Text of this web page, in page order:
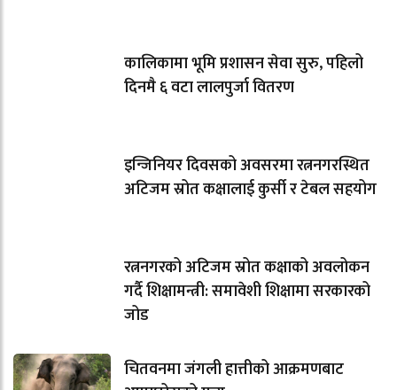
कालिकामा भूमि प्रशासन सेवा सुरु, पहिलो
दिनमै ६ वटा लालपुर्जा वितरण
इन्जिनियर दिवसको अवसरमा रत्ननगरस्थित
अटिजम स्रोत कक्षालाई कुर्सी र टेबल सहयोग
रत्ननगरको अटिजम स्रोत कक्षाको अवलोकन
गर्दै शिक्षामन्त्री: समावेशी शिक्षामा सरकारको
जोड
चितवनमा जंगली हात्तीको आक्रमणबाट